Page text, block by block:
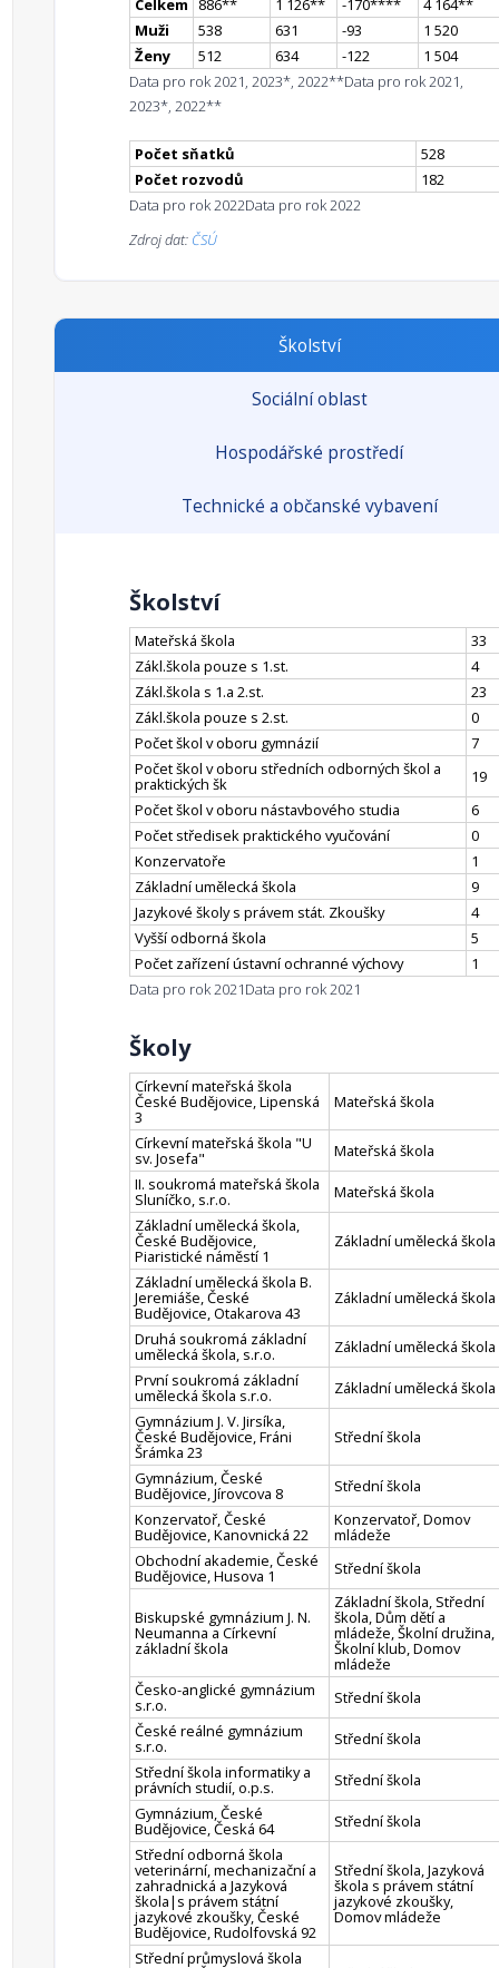
Celkem 886** 1 126** -170**** 4 164**
Muži
538 631 -93
1 520
Ženy
512 634 -122
1 504
Data pro rok 2021, 2023*, 2022**Data pro rok 2021,
2023*, 2022**
Počet sňatků
528
Počet rozvodů
182
Data pro rok 2022Data pro rok 2022
Zdroj dat: ČSÚ
Školství
Sociální oblast
Hospodářské prostředí
Technické a občanské vybavení
Školství
Mateřská škola
33
Zákl.škola pouze s 1.st.
4
Zákl.škola s 1.a 2.st.
23
Zákl.škola pouze s 2.st.
0
Počet škol v oboru gymnázií
7
Počet škol v oboru středních odborných škol a
praktických šk
19
Počet škol v oboru nástavbového studia
6
Počet středisek praktického vyučování
0
Konzervatoře
1
Základní umělecká škola
9
Jazykové školy s právem stát. Zkoušky
4
Vyšší odborná škola
5
Počet zařízení ústavní ochranné výchovy
1
Data pro rok 2021Data pro rok 2021
Školy
Církevní mateřská škola
České Budějovice, Lipenská
3
Mateřská škola
Církevní mateřská škola "U
sv. Josefa"
Mateřská škola
II. soukromá mateřská škola
Sluníčko, s.r.o.
Mateřská škola
Základní umělecká škola,
České Budějovice,
Piaristické náměstí 1
Základní umělecká škola
Základní umělecká škola B.
Jeremiáše, České
Budějovice, Otakarova 43
Základní umělecká škola
Druhá soukromá základní
umělecká škola, s.r.o.
Základní umělecká škola
První soukromá základní
umělecká škola s.r.o.
Základní umělecká škola
Gymnázium J. V. Jirsíka,
České Budějovice, Fráni
Šrámka 23
Střední škola
Gymnázium, České
Budějovice, Jírovcova 8
Střední škola
Konzervatoř, České
Budějovice, Kanovnická 22
Konzervatoř, Domov
mládeže
Obchodní akademie, České
Budějovice, Husova 1 Střední škola
Biskupské gymnázium J. N.
Neumanna a Církevní
základní škola
Základní škola, Střední
škola, Dům dětí a
mládeže, Školní družina,
Školní klub, Domov
mládeže
Česko-anglické gymnázium
s.r.o.
Střední škola
České reálné gymnázium
s.r.o.
Střední škola
Střední škola informatiky a
právních studií, o.p.s.
Střední škola
Gymnázium, České
Budějovice, Česká 64
Střední škola
Střední odborná škola
veterinární, mechanizační a
zahradnická a Jazyková
škola|s právem státní
jazykové zkoušky, České
Budějovice, Rudolfovská 92
Střední škola, Jazyková
škola s právem státní
jazykové zkoušky,
Domov mládeže
Střední průmyslová škola